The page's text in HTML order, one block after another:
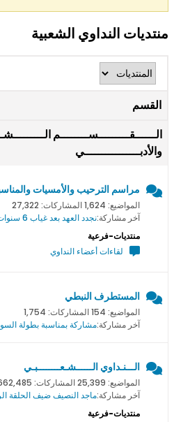
منتديات النداوي الشعبية
القسم
الــــــقـــــــــســــــــم
والأدبــــــــــــــــي
مراسم الترحيب والأمسيات
المواضيع: 1,624 المشاركات: 27,322
آخر مشاركة:نجدد العهد بعد غياب 6 سنوات
منتديات-فرعية
لقاءات أعضاء النداوي
المستطرف النبطي
المواضيع: 154 المشاركات: 1,754
آخر مشاركة:مشاركة بمناسبة بطولة
الـــنـداوي الــــــشـعــــــــبـي
المواضيع: 25,399 المشاركات: 662,485
آخر مشاركة:ماجد النصيف ضيف الحلقة
منتديات-فرعية